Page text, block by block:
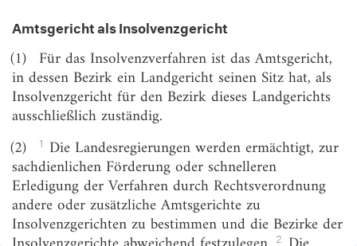
Stundung der Kosten des Insolvenzverfahrens
§ 4b
Rückzahlung und Anpassung der gestundeten
Beträge
§ 4c
Aufhebung der Stundung
§ 4d
Rechtsmittel
§ 5
Verfahrensgrundsätze
§ 6
Sofortige Beschwerde
§ 7
(weggefallen)
Amtsgericht als Insolvenzgericht
(1) Für das Insolvenzverfahren ist das Amtsgericht,
in dessen Bezirk ein Landgericht seinen Sitz hat, als
Insolvenzgericht für den Bezirk dieses Landgerichts
ausschließlich zuständig.
(2)
1 Die Landesregierungen werden ermächtigt, zur
sachdienlichen Förderung oder schnelleren
Erledigung der Verfahren durch Rechtsverordnung
andere oder zusätzliche Amtsgerichte zu
Insolvenzgerichten zu bestimmen und die Bezirke der
2